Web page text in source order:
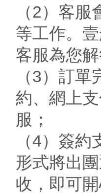
（2）客
等工作。
客服為您解
（3）訂
約、網上
服；
（4）簽
形式將出
收，即可